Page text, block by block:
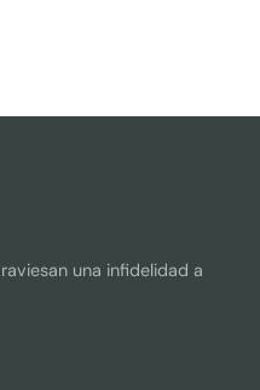
una infidelidad a